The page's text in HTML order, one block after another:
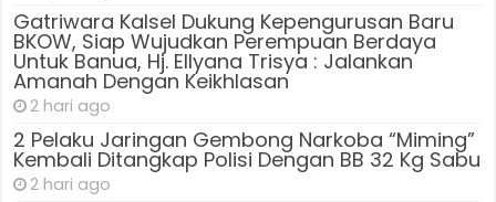
Gatriwara Kalsel Dukung Kepengurusan Baru
BKOW, Siap Wujudkan Perempuan Berdaya
Untuk Banua, Hj. Ellyana Trisya : Jalankan
Amanah Dengan Keikhlasan
2 hari ago
2 Pelaku Jaringan Gembong Narkoba “Miming”
Kembali Ditangkap Polisi Dengan BB 32 Kg Sabu
2 hari ago